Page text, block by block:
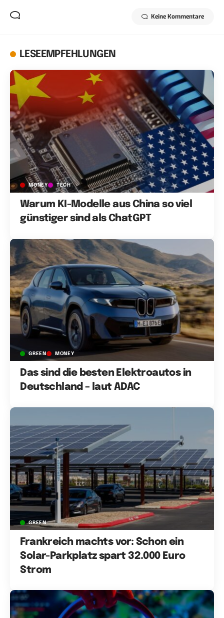
Keine Kommentare
LESEEMPFEHLUNGEN
MONEY TECH
Warum KI-Modelle aus China so viel
günstiger sind als ChatGPT
GREEN MONEY
Das sind die besten Elektroautos in
Deutschland – laut ADAC
GREEN
Frankreich machts vor: Schon ein
Solar-Parkplatz spart 32.000 Euro
Strom